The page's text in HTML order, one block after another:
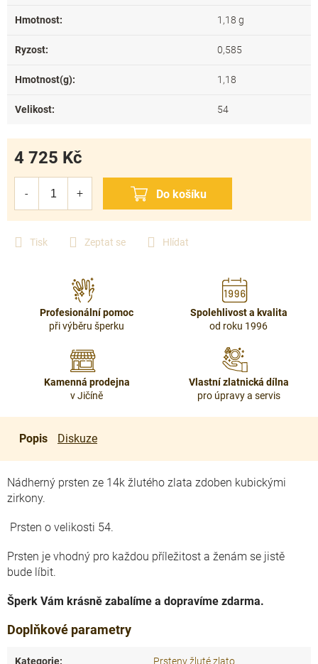
Tisk Zeptat se Hlídat
4 725 Kč
Hmotnost: 1,18 g
Ryzost: 0,585
Hmotnost(g): 1,18
Velikost: 54
Profesionální pomoc
při výběru šperku
Spolehlivost a kvalita
od roku 1996
Kamenná prodejna
v Jičíně
Vlastní zlatnická dílna
pro úpravy a servis
Popis Diskuze
Nádherný prsten ze 14k žlutého zlata zdoben kubickými
zirkony.
Prsten o velikosti 54.
Prsten je vhodný pro každou příležitost a ženám se jistě
bude líbit.
Šperk Vám krásně zabalíme a dopravíme zdarma.
Doplňkové parametry
Kategorie: Prsteny žluté zlato